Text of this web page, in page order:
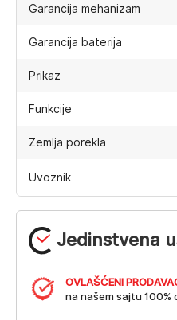
Jedinstvena
OVLAŠĆENI
na našem sajtu 100%
Garancija mehanizam
Garancija baterija
Prikaz
Funkcije
Zemlja porekla
Uvoznik